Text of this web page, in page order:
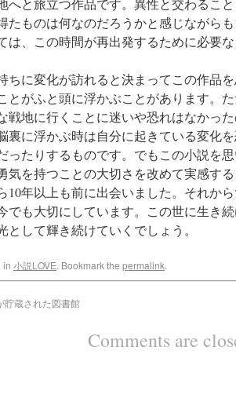
へと旅立つ作品です。異性と交わるこ
たものは何なのだろうかと感じながら
は、この時間が再出発するために必要
ちに変化が訪れると決まってこの作品
とがふと頭に浮かぶことがあります。
戦地に行くことに迷いや恐れはなかっ
裏に浮かぶ時は自分に起きている変化
ったりするものです。でもこの小説を
気を持つことの大切さを改めて実感す
10年以上も前に出会いました。それか
でも大切にしています。この世に生き
として輝き続けていくでしょう。
in 小説LOVE. Bookmark the permalink.
貯蔵された図書館
Comments are